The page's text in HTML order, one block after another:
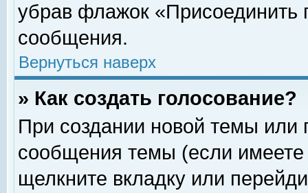
убрав флажок «Присоединить
сообщения.
Вернуться наверх
» Как создать голосование?
При создании новой темы или
сообщения темы (если
щелкните вкладку или